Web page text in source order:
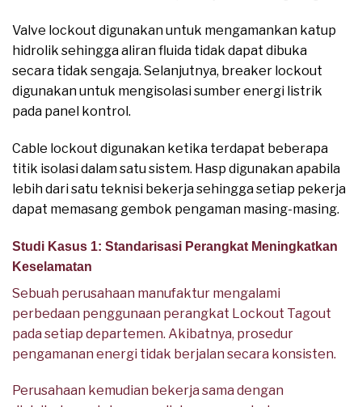
Valve lockout digunakan untuk mengamankan katup
hidrolik sehingga aliran fluida tidak dapat dibuka
secara tidak sengaja. Selanjutnya, breaker lockout
digunakan untuk mengisolasi sumber energi listrik
pada panel kontrol.
Cable lockout digunakan ketika terdapat beberapa
titik isolasi dalam satu sistem. Hasp digunakan apabila
lebih dari satu teknisi bekerja sehingga setiap pekerja
dapat memasang gembok pengaman masing-masing.
Studi Kasus 1: Standarisasi Perangkat Meningkatkan
Keselamatan
Sebuah perusahaan manufaktur mengalami
perbedaan penggunaan perangkat Lockout Tagout
pada setiap departemen. Akibatnya, prosedur
pengamanan energi tidak berjalan secara konsisten.
Perusahaan kemudian bekerja sama dengan